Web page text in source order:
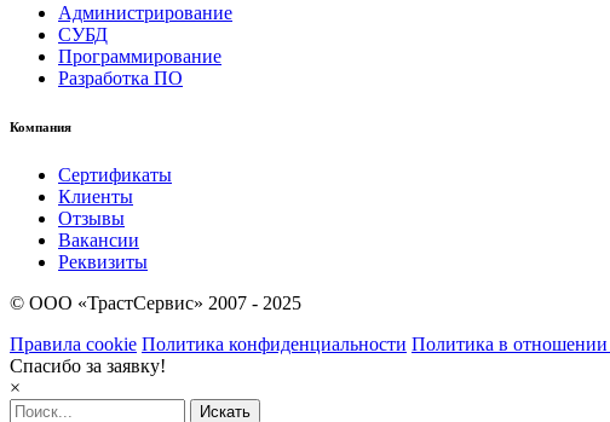
Администрирование
СУБД
Программирование
Разработка ПО
Компания
Сертификаты
Клиенты
Отзывы
Вакансии
Реквизиты
© OOO «ТрастСервис» 2007 - 2025
Правила cookie Политика конфиденциальности Политика в
Спасибо за заявку!
×